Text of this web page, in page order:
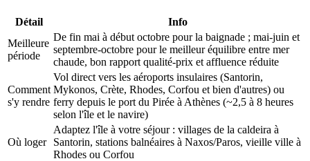
Détail
Info
Meilleure
période
De fin mai à début octobre pour la baignade ; mai-juin et
septembre-octobre pour le meilleur équilibre entre mer
chaude, bon rapport qualité-prix et affluence réduite
Comment
s'y rendre
Vol direct vers les aéroports insulaires (Santorin,
Mykonos, Crète, Rhodes, Corfou et bien d'autres) ou
ferry depuis le port du Pirée à Athènes (~2,5 à 8 heures
selon l'île et le navire)
Où loger
Adaptez l'île à votre séjour : villages de la caldeira à
Santorin, stations balnéaires à Naxos/Paros, vieille ville à
Rhodes ou Corfou